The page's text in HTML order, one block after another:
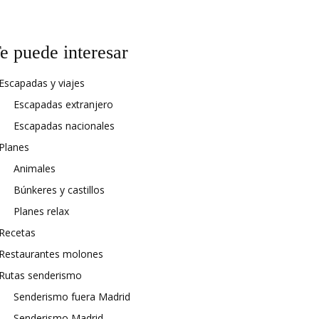
puede interesar
y viajes
Escapadas extranjero
Escapadas nacionales
Animales
Búnkeres y castillos
Planes relax
molones
senderismo
Senderismo fuera Madrid